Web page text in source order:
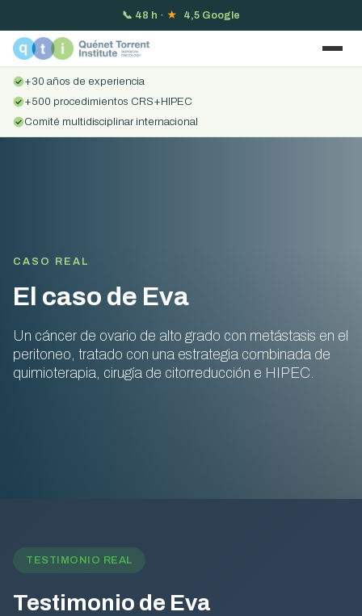
📞 48 h · ★ 4,5 Google
+30 años de experiencia
+500 procedimientos CRS+HIPEC
Comité multidisciplinar internacional
CASO REAL
El caso de Eva
Un cáncer de ovario de alto grado con metástasis en el
peritoneo, tratado con una estrategia combinada de
quimioterapia, cirugía de citorreducción e HIPEC.
TESTIMONIO REAL
Testimonio de Eva